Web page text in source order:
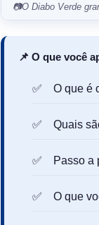
📷O Diabo Verde
📌 O que você
O que é
Quais
Passo a
O que